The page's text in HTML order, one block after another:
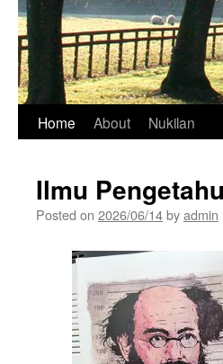
Home About Nukilan
Ilmu
Posted on 2026/06/14byadmin